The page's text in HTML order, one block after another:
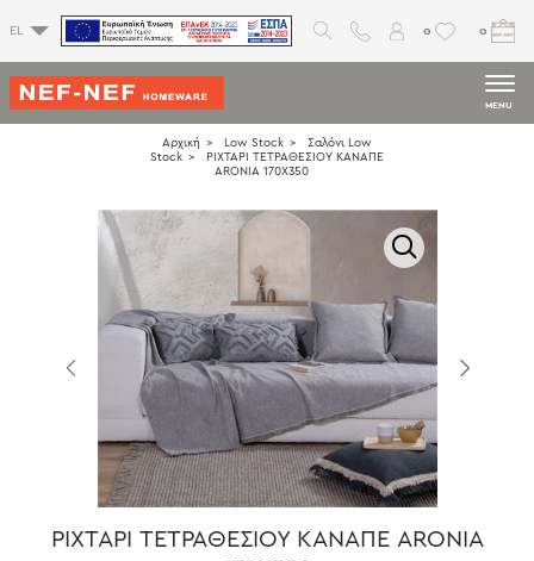
EL 0 0
MENU
Αρχική Low Stock
Σαλόνι Low
Stock
ΡΙΧΤΑΡΙ ΤΕΤΡΑΘΕΣΙΟΥ ΚΑΝΑΠΕ
ARONIA 170X350
ΡΙΧΤΑΡΙ ΤΕΤΡΑΘΕΣΙΟΥ ΚΑΝΑΠΕ ARONIA